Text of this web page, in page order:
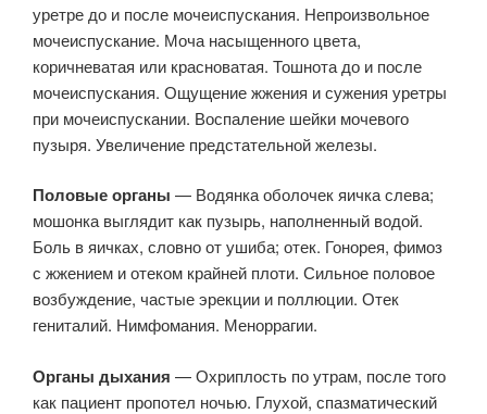
уретре до и после мочеиспускания. Непроизвольное
мочеиспускание. Моча насыщенного цвета,
коричневатая или красноватая. Тошнота до и после
мочеиспускания. Ощущение жжения и сужения уретры
при мочеиспускании. Воспаление шейки мочевого
пузыря. Увеличение предстательной железы.
Половые органы — Водянка оболочек яичка слева;
мошонка выглядит как пузырь, наполненный водой.
Боль в яичках, словно от ушиба; отек. Гонорея, фимоз
с жжением и отеком крайней плоти. Сильное половое
возбуждение, частые эрекции и поллюции. Отек
гениталий. Нимфомания. Меноррагии.
Органы дыхания — Охриплость по утрам, после того
как пациент пропотел ночью. Глухой, спазматический